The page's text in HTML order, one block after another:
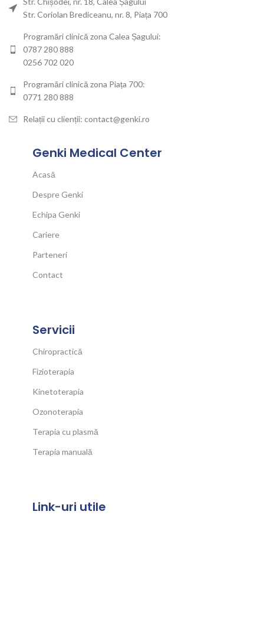
Str. Coriolan Brediceanu, nr. 8, Piața 700
Programări clinică zona Calea Șagului:
0787 280 888
0256 702 020
Programări clinică zona Piața 700:
0771 280 888
Relații cu clienții: contact@genki.ro
Genki Medical Center
Acasă
Despre Genki
Echipa Genki
Cariere
Parteneri
Contact
Servicii
Chiropractică
Fizioterapia
Kinetoterapia
Ozonoterapia
Terapia cu plasmă
Terapia manuală
Link-uri utile